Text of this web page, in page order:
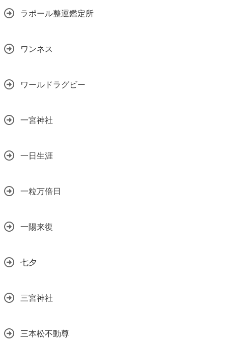
ラポール整運鑑定所
ワンネス
ワールドラグビー
一宮神社
一日生涯
一粒万倍日
一陽来復
七夕
三宮神社
三本松不動尊